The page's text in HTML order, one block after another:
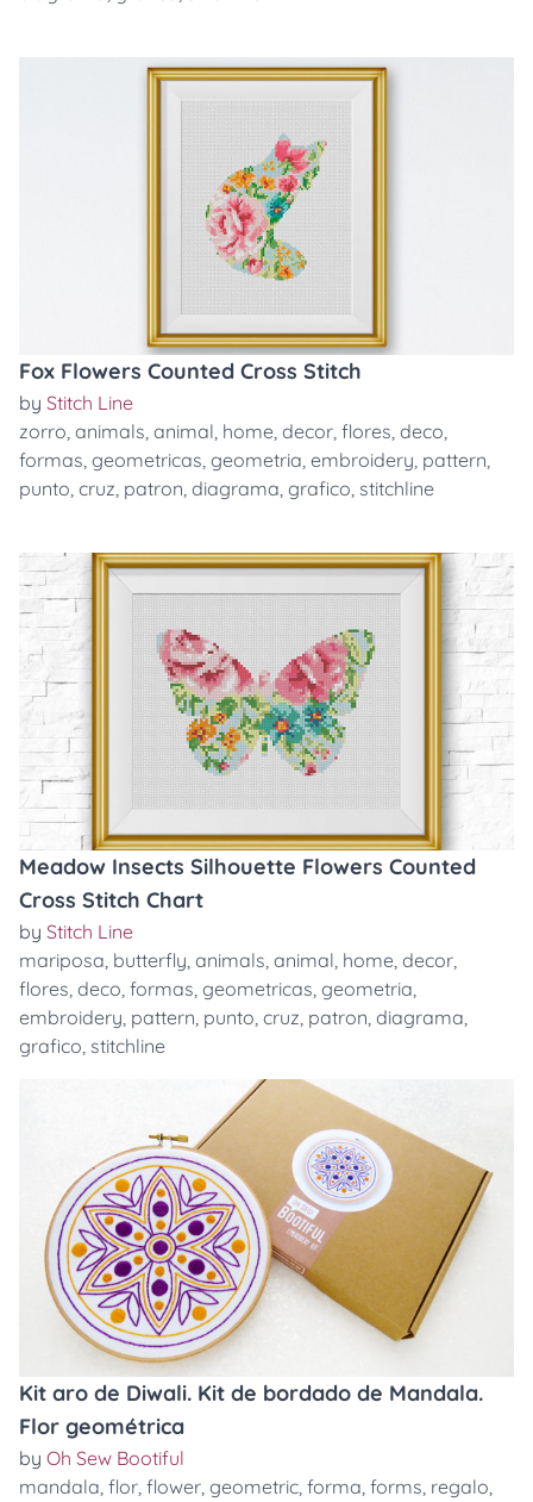
Fox Flowers Counted Cross Stitch
by Stitch Line
zorro, animals, animal, home, decor, flores, deco,
formas, geometricas, geometria, embroidery, pattern,
punto, cruz, patron, diagrama, grafico, stitchline
Meadow Insects Silhouette Flowers Counted
Cross Stitch Chart
by Stitch Line
mariposa, butterfly, animals, animal, home, decor,
flores, deco, formas, geometricas, geometria,
embroidery, pattern, punto, cruz, patron, diagrama,
grafico, stitchline
Kit aro de Diwali. Kit de bordado de Mandala.
Flor geométrica
by Oh Sew Bootiful
mandala, flor, flower, geometric, forma, forms, regalo,